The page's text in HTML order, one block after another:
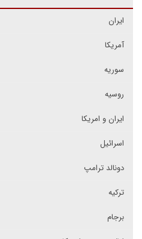
ایران
آمریکا
سوریه
روسیه
ایران و امریکا
اسرائیل
دونالد ترامپ
ترکیه
برجام